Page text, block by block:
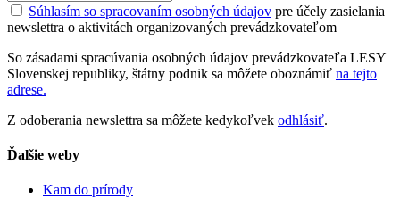
Súhlasím so spracovaním osobných údajov pre účely zasielania
newslettra o aktivitách organizovaných prevádzkovateľom
So zásadami spracúvania osobných údajov prevádzkovateľa LESY
Slovenskej republiky, štátny podnik sa môžete oboznámiť na tejto
adrese.
Z odoberania newslettra sa môžete kedykoľvek odhlásiť.
Ďalšie weby
Kam do prírody